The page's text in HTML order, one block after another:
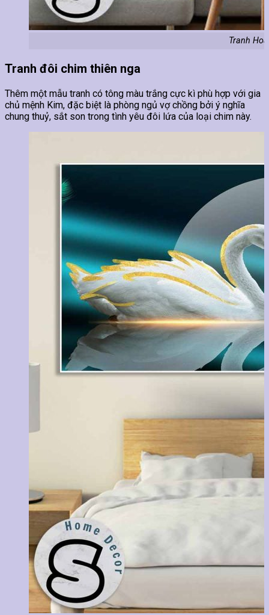
Tranh
Tranh đôi chim thiên nga
Thêm một mẫu tranh có tông màu trắng cực kì phù hợp với gia
chủ mệnh Kim, đặc biệt là phòng ngủ vợ chồng bởi ý nghĩa
chung thuỷ, sắt son trong tình yêu đôi lứa của loại chim này.